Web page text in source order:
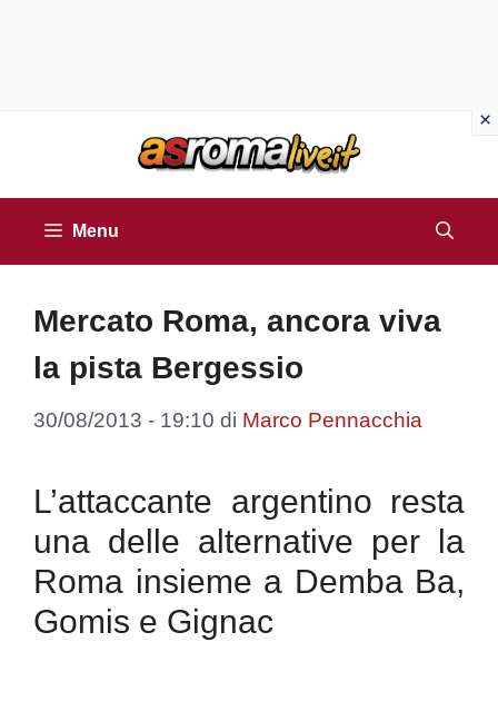
Menu
Mercato Roma, ancora viva
la pista Bergessio
30/08/2013 - 19:10 di Marco Pennacchia
L’attaccante argentino resta
una delle alternative per la
Roma insieme a Demba Ba,
Gomis e Gignac